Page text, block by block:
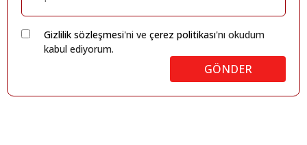
Gizlilik sözleşmesi'ni ve çerez politikası'nı okudum
kabul ediyorum.
GÖNDER